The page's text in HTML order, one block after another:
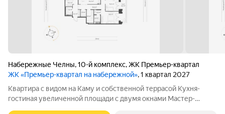
Набережные Челны,10-й комплекс,ЖК Премьер-квартал
ЖК «Премьер-квартал на набережной», 1 квартал 2027
Квартира с видом на Каму и собственной террасой Кухня-
гостиная увеличенной площади с двумя окнами Мастер-